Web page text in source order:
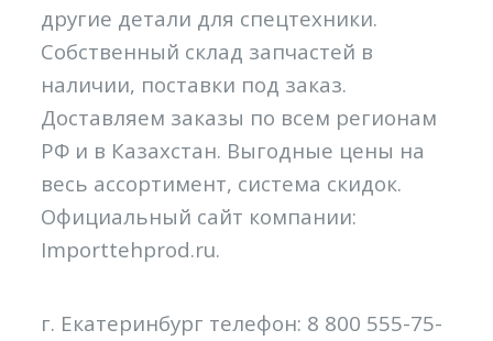
другие детали для спецтехники.
Собственный склад запчастей в
наличии, поставки под заказ.
Доставляем заказы по всем регионам
РФ и в Казахстан. Выгодные цены на
весь ассортимент, система скидок.
Официальный сайт компании:
Importtehprod.ru.
г. Екатеринбург телефон: 8 800 555-75-